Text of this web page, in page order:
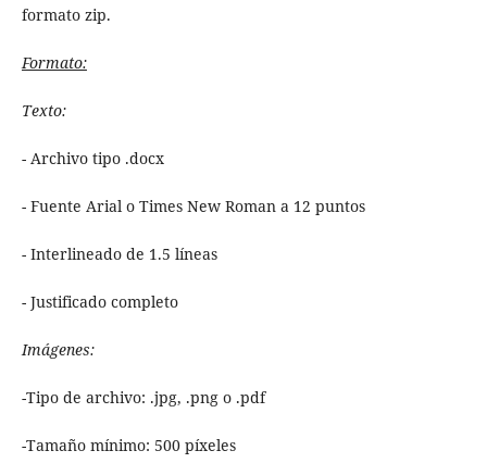
formato zip.
Formato:
Texto:
- Archivo tipo .docx
- Fuente Arial o Times New Roman a 12 puntos
- Interlineado de 1.5 líneas
- Justificado completo
Imágenes:
-Tipo de archivo: .jpg, .png o .pdf
-Tamaño mínimo: 500 píxeles